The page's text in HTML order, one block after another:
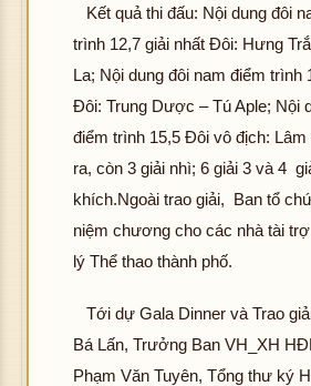
Kết quả thi đấu: Nội dung đôi
trình 12,7 giải nhất Đôi: Hưng
La; Nội dung đôi nam điểm trình
Đôi: Trung Dược – Tú Aple; Nội
điểm trình 15,5 Đôi vô địch: Lâm
ra, còn 3 giải nhì; 6 giải 3 và 4
khích.Ngoài trao giải, Ban tổ
niệm chương cho các nhà tài
lý Thể thao thành phố.
Tới dự Gala Dinner và Trao
Bá Lấn, Trưởng Ban VH_XH
Phạm Văn Tuyên, Tổng thư ký